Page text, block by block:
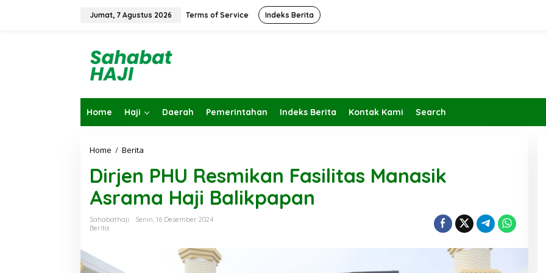
Jumat, 7 Agustus 2026 Terms of Service Indeks Berita
Home Haji Daerah Pemerintahan Indeks Berita Kontak Kami Search
Home / Berita
e
n
P
Dirjen PHU Resmikan Fasilitas Manasik
Asrama Haji Balikpapan
Sahabathaji
Senin, 16 Desember 2024
Berita
KBIHU Pada Jalurnya